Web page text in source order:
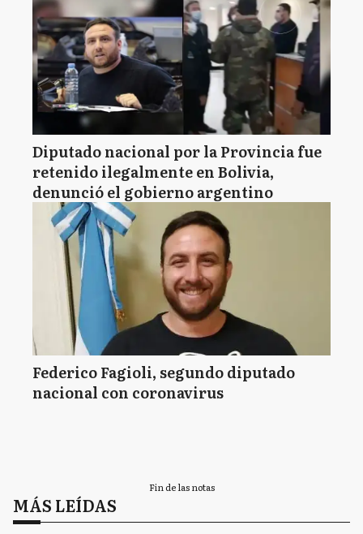
Diputado nacional por la Provincia fue
retenido ilegalmente en Bolivia,
denunció el gobierno argentino
Federico Fagioli, segundo diputado
nacional con coronavirus
Fin de las notas
MÁS LEÍDAS